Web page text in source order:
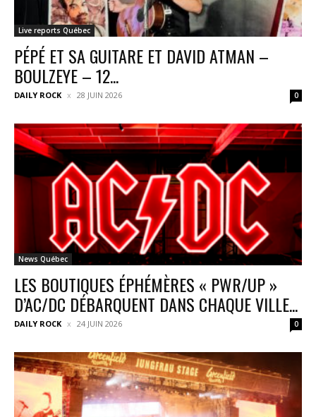
Live reports Québec
PÉPÉ ET SA GUITARE ET DAVID ATMAN –
BOULZEYE – 12...
DAILY ROCK 28 JUIN 2026 0
News Québec
LES BOUTIQUES ÉPHÉMÈRES « PWR/UP »
D’AC/DC DÉBARQUENT DANS CHAQUE VILLE...
DAILY ROCK 24 JUIN 2026 0